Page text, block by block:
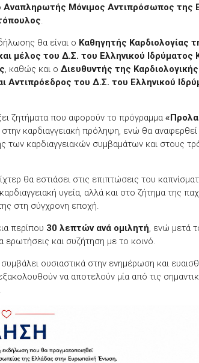
Αναπληρωτής Μόνιμος Αντιπρόσωπος της
.
θα είναι ο Καθηγητής Καρδιολογίας
μέλος του Δ.Σ. του Ελληνικού Ιδρύματος
, καθώς και ο Διευθυντής της
Αντιπρόεδρος του Δ.Σ. του Ελληνικού
ζητήματα που αφορούν το πρόγραμμα
καρδιαγγειακή πρόληψη, ενώ θα αναφερθεί
καρδιαγγειακών συμβαμάτων και στους
θα εστιάσει στις επιπτώσεις του
υγεία, αλλά και στο ζήτημα της
στη σύγχρονη εποχή.
περίπου 30 λεπτών ανά ομιλητή, ενώ μετά
ερωτήσεις και συζήτηση με το κοινό.
ουσιαστικά στην ενημέρωση και
να αποτελούν μία από τις